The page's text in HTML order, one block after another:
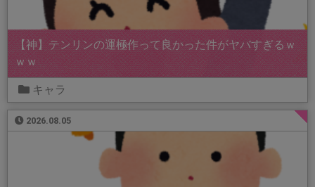
【神】テンリンの運極作って良かった件がヤバすぎるｗ
ｗｗ
キャラ
2026.08.05